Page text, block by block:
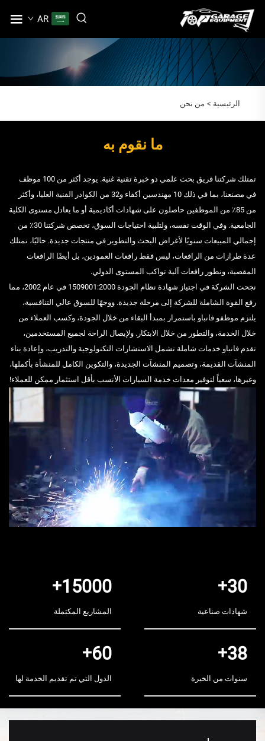
AR
الرئيسية > من نحن
ما نقوم به
تمتلك شركتنا فريق بحث علمي ذو خبرة تقنية غنية. يوجد أكثر من 100 موظف
في مصنعنا، بما في ذلك 10 مهندسين أكفاء و32 من الكوادر الفنية العليا، وأكثر
من 85٪ من الموظفين حاصلون على شهادات أكاديمية أو ما يعادل مستوى الكلية
الجامعية. وفي الوقت نفسه، ولتلبية احتياجات السوق، تخصص شركتنا 30٪ من
إجمالي المبيعات سنويًا لأغراض البحث والتطوير في منتجات جديدة. حاليًا، نمتلك
عدة طرازات من الرافعات، ليس فقط رافعات العمودين، بل أيضًا الرافعات
المقصية، ونطور رافعات آلية تواكب المستوى الدولي.
نجحت الشركة في اجتياز شهادة نظام الجودة 1509001:2000 في عام 2002، مما
رفع القوة الشاملة للشركة إلى مرحلة جديدة. ووجهًا للسوق عالي التنافسية،
يلتزم موظفو فانباو باستمرار بمبدأ البقاء من خلال الجودة، وكسب العملاء من
خلال الخدمة، والتطور من خلال الابتكار. ولإيصال الراحة لجميع المستخدمين،
تقدم فانباو خدمات شاملة تشمل الاستشارات التكنولوجية والتدريب، وإعادة بناء
المنشآت القديمة، وتصميم المنشآت الجديدة، والتكوين الكامل للمنشأة بأكملها،
وغيرها، سعياً لتوفير معدات خدمة السيارات الأنسب بأقل استثمار ممكن للعملاء!
30
+
شهادات صناعية
15000
+
المشاريع المكتملة
38
+
سنوات من الخبرة
60
+
الدول التي تم تقديم الخدمة لها